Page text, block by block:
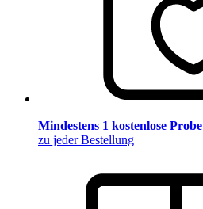
Mindestens 1 kostenlose Probe
zu jeder Bestellung